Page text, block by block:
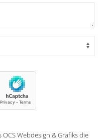
Webdesign & Grafiks die